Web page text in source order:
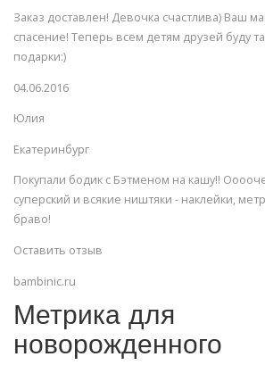
Заказ доставлен! Девочка счастлива) Ваш
спасение! Теперь всем детям друзей буду
подарки:)
04.06.2016
Юлия
Екатеринбург
Покупали бодик с Бэтменом на кашу!!
суперский и всякие ништяки - наклейки,
браво!
Оставить отзыв
bambinic.ru
Метрика для
новорожденного